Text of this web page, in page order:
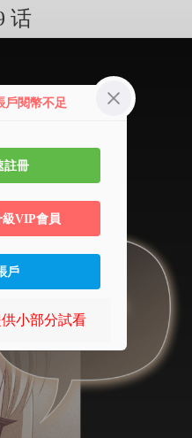
话
戶閱幣不足
註冊
VIP會員
戶
小部分試看